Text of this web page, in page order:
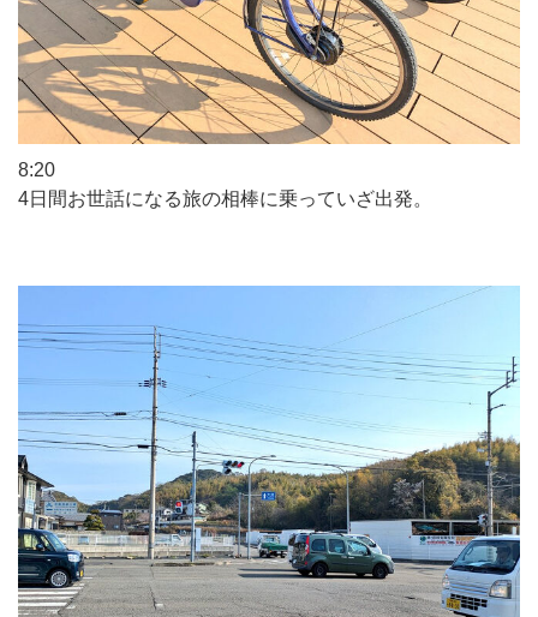
8:20
4日間お世話になる旅の相棒に乗っていざ出発。